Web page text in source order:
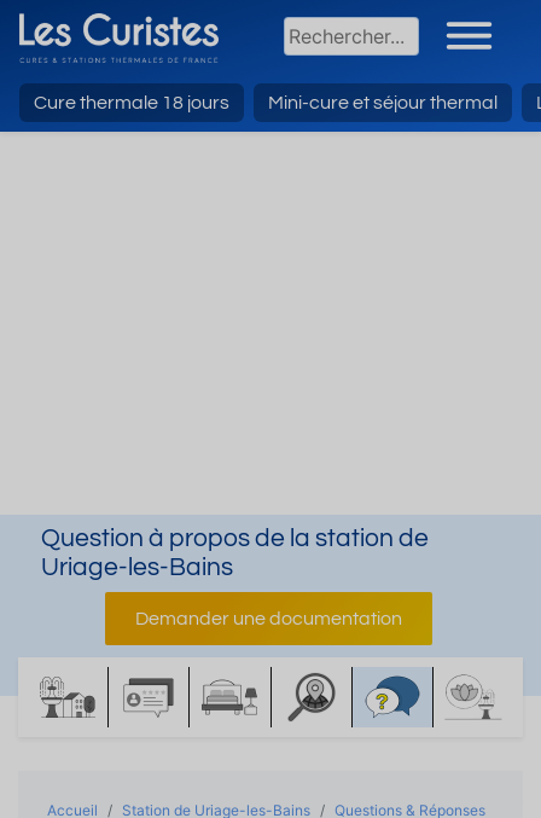
Cure thermale 18 jours Mini-cure et séjour thermal
Question à propos de la station de
Uriage-les-Bains
Demander une documentation
Accueil Station de Uriage-les-Bains
Questions & Réponses